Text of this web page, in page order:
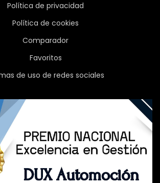
Política de privacidad
Política de cookies
Comparador
Favoritos
de uso de redes sociales